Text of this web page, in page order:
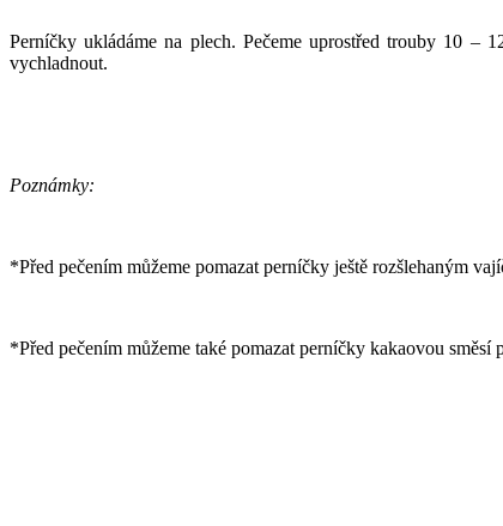
Perníčky ukládáme na plech. Pečeme uprostřed trouby 10 –
vychladnout.
Poznámky:
*Před pečením můžeme pomazat perníčky ještě rozšlehaným
*Před pečením můžeme také pomazat perníčky kakaovou